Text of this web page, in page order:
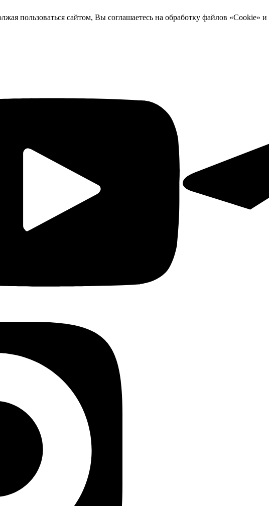
пользоваться сайтом, Вы соглашаетесь на обработку файлов «Cookie»